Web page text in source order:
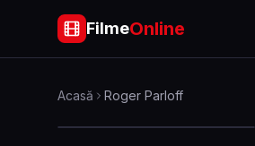
FilmeOnline
Acasă Roger Parloff